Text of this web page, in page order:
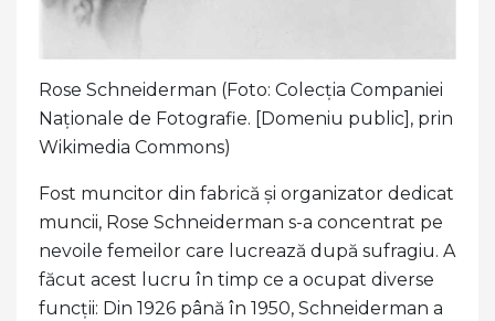
Rose Schneiderman (Foto: Colecția Companiei
Naționale de Fotografie. [Domeniu public], prin
Wikimedia Commons)
Fost muncitor din fabrică și organizator dedicat
muncii, Rose Schneiderman s-a concentrat pe
nevoile femeilor care lucrează după sufragiu. A
făcut acest lucru în timp ce a ocupat diverse
funcții: Din 1926 până în 1950, Schneiderman a